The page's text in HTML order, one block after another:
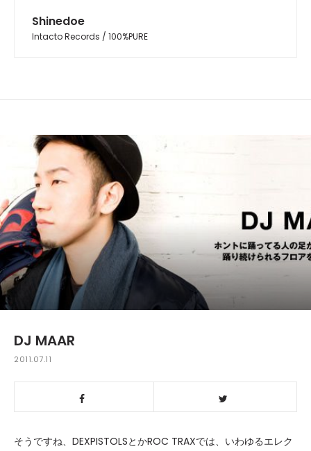
Shinedoe
Intacto Records / 100%PURE
DJ MAAR
2011.07.11
そうですね、DEXPISTOLSとかROC TRAXでは、いわゆるエレク